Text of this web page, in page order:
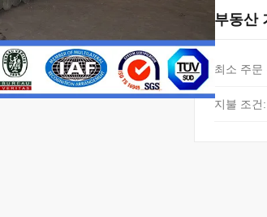
부동산
최소 주문
지불 조건: